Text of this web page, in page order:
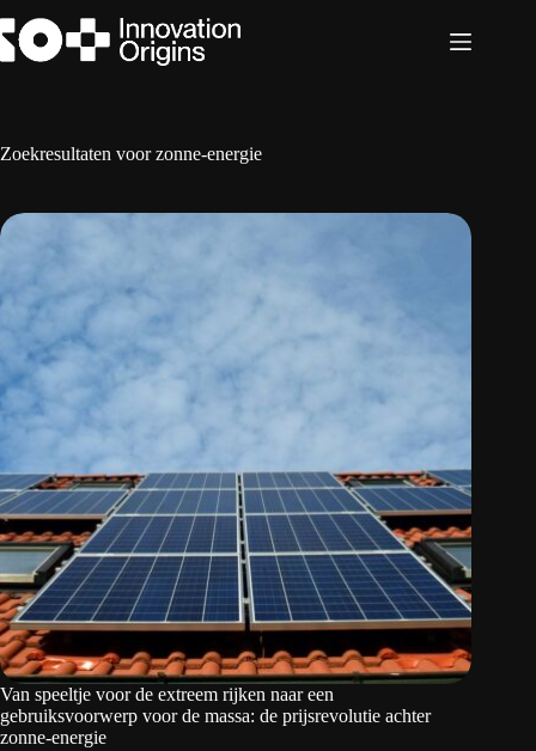
naar
de
Zoekresultaten voor zonne-energie
Van speeltje voor de extreem rijken naar een
gebruiksvoorwerp voor de massa: de prijsrevolutie achter
zonne-energie